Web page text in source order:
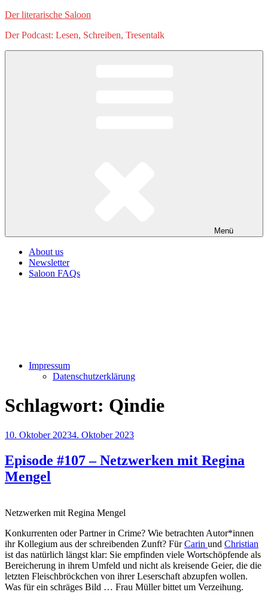
Zum
springen
Der literarische Saloon
Der Podcast: Lesen, Schreiben, Tresentalk
Menü
About us
Newsletter
Saloon FAQs
Impressum
Datenschutzerklärung
Schlagwort: Qindie
Veröffentlicht
10. Oktober 20234. Oktober 2023
Episode #107 – Netzwerken mit Regina
Mengel
Netzwerken mit Regina Mengel
Konkurrenten oder Partner in Crime? Wie betrachten Autor*innen
ihr Kollegium aus der schreibenden Zunft? FürCarin und Christian
ist das natürlich längst klar: Sie empfinden viele Wortschöpfende als
Bereicherung in ihrem Umfeld und nicht als kreisende Geier, die die
letzten Fleischbröckchen von ihrer Leserschaft abzupfen wollen.
Was für ein schräges Bild … Frau Müller bittet um Verzeihung.